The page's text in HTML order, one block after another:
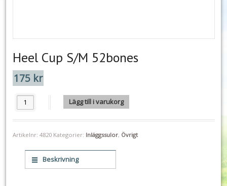
Heel Cup S/M 52bones
175 kr
Heel Cup S/M 52bones mängd
Lägg till i varukorg
Artikelnr: 4820 Kategorier: Inläggssulor, Övrigt
Beskrivning